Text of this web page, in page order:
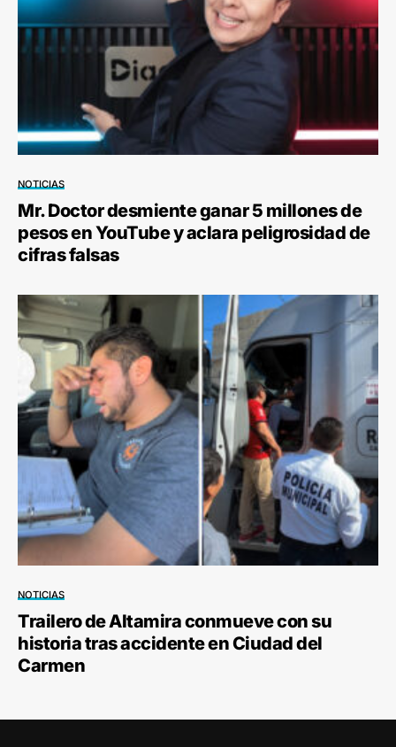
NOTICIAS
Mr. Doctor desmiente ganar 5 millones de
pesos en YouTube y aclara peligrosidad de
cifras falsas
NOTICIAS
Trailero de Altamira conmueve con su
historia tras accidente en Ciudad del
Carmen